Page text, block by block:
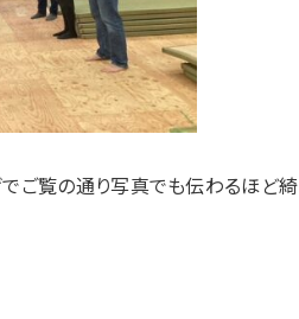
ご覧の通り写真でも伝わるほど綺